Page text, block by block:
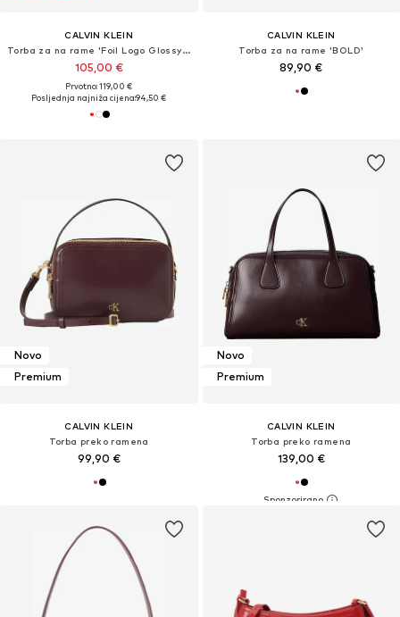
CALVIN KLEIN
Torba za na rame 'Foil Logo Glossy Shoulder'
105,00 €
Prvotno: 119,00 €
Posljednja najniža cijena:94,50 €
CALVIN KLEIN
Torba za na rame 'BOLD'
89,90 €
Novo
Premium
CALVIN KLEIN
Torba preko ramena
99,90 €
Novo
Premium
CALVIN KLEIN
Torba preko ramena
139,00 €